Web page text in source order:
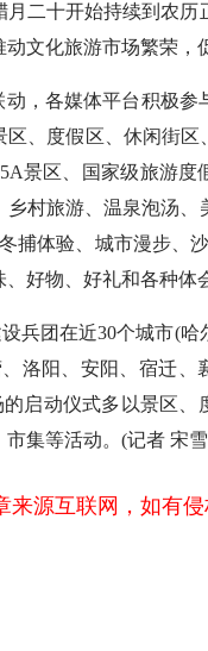
二十开始持续到农历
文化旅游市场繁荣，
，各媒体平台积极参
、度假区、休闲街区
景区、国家级旅游度
村旅游、温泉泡汤、
捕体验、城市漫步、
好物、好礼和各种体
兵团在近30个城市(哈
洛阳、安阳、宿迁、
启动仪式多以景区、
集等活动。(记者 宋
来源互联网，如有